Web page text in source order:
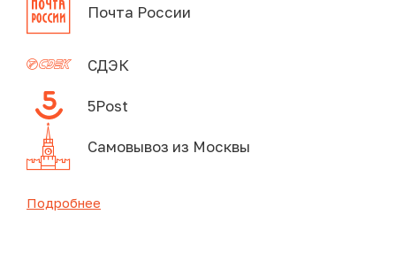
Почта России
СДЭК
5Post
Самовывоз из Москвы
Подробнее